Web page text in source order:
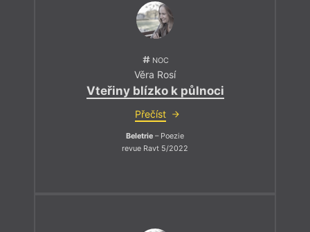
NOC
Věra Rosí
Vteřiny blízko k půlnoci
Přečíst
Beletrie – Poezie
revue Ravt 5/2022